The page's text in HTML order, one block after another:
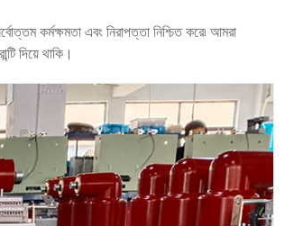
কর্মক্ষমতা এবং নিরাপত্তা নিশ্চিত করে৷ আমরা
দিয়ে থাকি।